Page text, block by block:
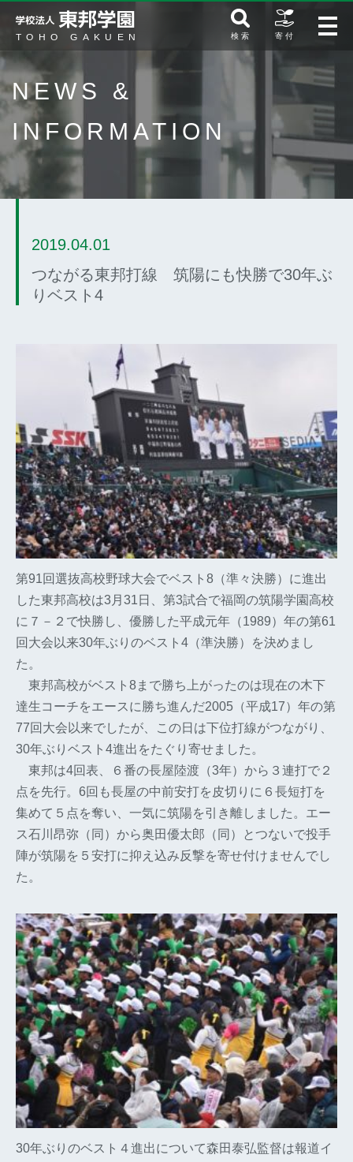
検 索 寄 付
NEWS &
INFORMATION
2019.04.01
つながる東邦打線 筑陽にも快勝で30年ぶ
りベスト4
第91回選抜高校野球大会でベスト8（準々決勝）に進出
した東邦高校は3月31日、第3試合で福岡の筑陽学園高校
に７－２で快勝し、優勝した平成元年（1989）年の第61
回大会以来30年ぶりのベスト4（準決勝）を決めまし
た。
東邦高校がベスト8まで勝ち上がったのは現在の木下
達生コーチをエースに勝ち進んだ2005（平成17）年の第
77回大会以来でしたが、この日は下位打線がつながり、
30年ぶりベスト4進出をたぐり寄せました。
東邦は4回表、６番の長屋陸渡（3年）から３連打で２
点を先行。6回も長屋の中前安打を皮切りに６長短打を
集めて５点を奪い、一気に筑陽を引き離しました。エー
ス石川昂弥（同）から奥田優太郎（同）とつないで投手
陣が筑陽を５安打に抑え込み反撃を寄せ付けませんでし
た。
30年ぶりのベスト４進出について森田泰弘監督は報道イ